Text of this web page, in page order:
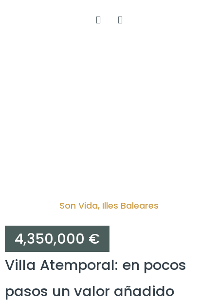
Son Vida, Illes Baleares
4,350,000 €
Villa Atemporal: en pocos
pasos un valor añadido